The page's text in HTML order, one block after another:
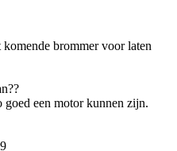
komende brommer voor laten
goed een motor kunnen zijn.